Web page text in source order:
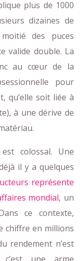
plus de 1000
dizaines de
des puces
valide double. La
au cœur de la
pour
qu’elle soit liée à
à une dérive de
colossal. Une
il y a quelques
représente
mondial, un
ce contexte,
chiffre en millions
rendement n’est
une arme